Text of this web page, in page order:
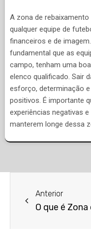
A zona de
qualquer equipe de
financeiros e de
fundamental que as
campo, tenham uma
elenco qualificado. Sair
esforço, determinação
positivos. É importante
experiências negativas
manterem longe dessa
Anterior